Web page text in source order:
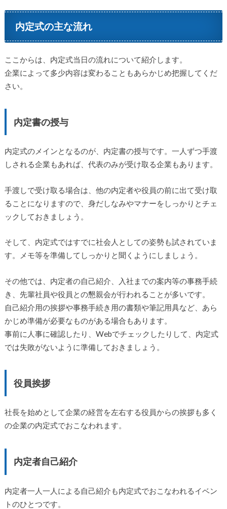
内定式の主な流れ
ここからは、内定式当日の流れについて紹介します。
企業によって多少内容は変わることもあらかじめ把握してくだ
さい。
内定書の授与
内定式のメインとなるのが、内定書の授与です。一人ずつ手渡
しされる企業もあれば、代表のみが受け取る企業もあります。
手渡しで受け取る場合は、他の内定者や役員の前に出て受け取
ることになりますので、身だしなみやマナーをしっかりとチェ
ックしておきましょう。
そして、内定式ではすでに社会人としての姿勢も試されていま
す。メモ等を準備してしっかりと聞くようにしましょう。
その他では、内定者の自己紹介、入社までの案内等の事務手続
き、先輩社員や役員との懇親会が行われることが多いです。
自己紹介用の挨拶や事務手続き用の書類や筆記用具など、あら
かじめ準備が必要なものがある場合もあります。
事前に人事に確認したり、Webでチェックしたりして、内定式
では失敗がないように準備しておきましょう。
役員挨拶
社長を始めとして企業の経営を左右する役員からの挨拶も多く
の企業の内定式でおこなわれます。
内定者自己紹介
内定者一人一人による自己紹介も内定式でおこなわれるイベン
トのひとつです。